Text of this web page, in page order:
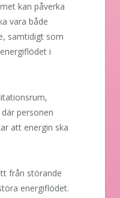
kan påverka
vara både
samtidigt som
i
personen
att energin ska
från störande
energiflödet.